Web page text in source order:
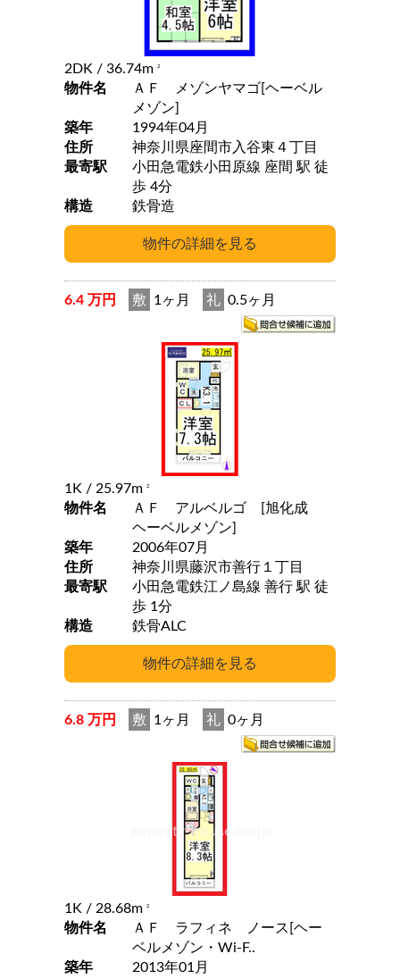
2DK / 36.74m 2
物件名
ＡＦ メゾンヤマゴ[ヘーベル
メゾン]
築年
1994年04月
住所
神奈川県座間市入谷東４丁目
最寄駅
小田急電鉄小田原線 座間 駅 徒
歩 4分
構造
鉄骨造
6.4 万円 敷 1ヶ月 礼 0.5ヶ月
1K / 25.97m 2
物件名
ＡＦ アルベルゴ [旭化成
ヘーベルメゾン]
築年
2006年07月
住所
神奈川県藤沢市善行１丁目
最寄駅
小田急電鉄江ノ島線 善行 駅 徒
歩 1分
構造
鉄骨ALC
6.8 万円 敷 1ヶ月 礼 0ヶ月
1K / 28.68m 2
物件名
ＡＦ ラフィネ ノース[ヘー
ベルメゾン・Wi-F..
築年
2013年01月